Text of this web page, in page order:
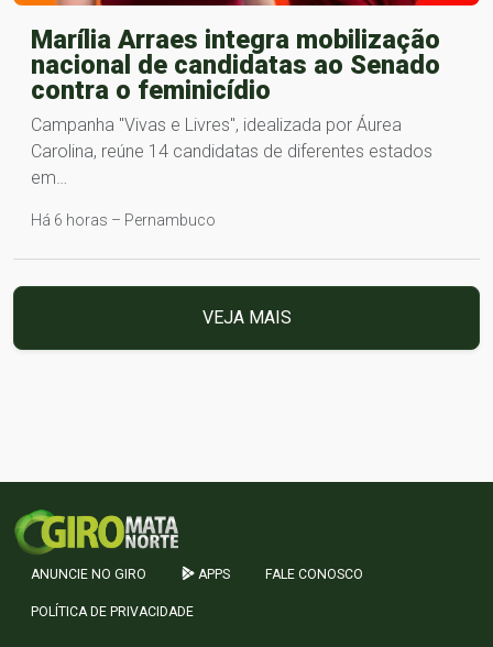
Marília Arraes integra mobilização
nacional de candidatas ao Senado
contra o feminicídio
Campanha "Vivas e Livres", idealizada por Áurea
Carolina, reúne 14 candidatas de diferentes estados
em…
Há 6 horas – Pernambuco
VEJA MAIS
ANUNCIE NO GIRO APPS FALE CONOSCO
POLÍTICA DE PRIVACIDADE